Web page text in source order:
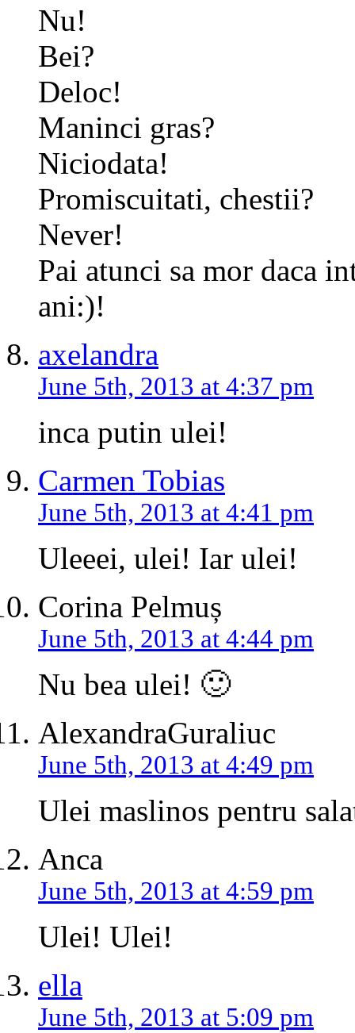
Nu!
Bei?
Deloc!
Maninci gras?
Niciodata!
Promiscuitati, chestii?
Never!
Pai atunci sa mor daca
ani:)!
axelandra
June 5th, 2013 at 4:37 pm
inca putin ulei!
Carmen Tobias
June 5th, 2013 at 4:41 pm
Uleeei, ulei! Iar ulei!
Corina Pelmuș
June 5th, 2013 at 4:44 pm
Nu bea ulei! 🙂
AlexandraGuraliuc
June 5th, 2013 at 4:49 pm
Ulei maslinos pentru
Anca
June 5th, 2013 at 4:59 pm
Ulei! Ulei!
ella
June 5th, 2013 at 5:09 pm